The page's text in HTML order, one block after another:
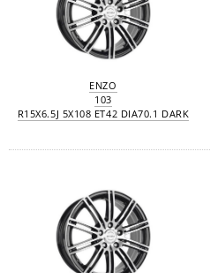
ENZO
103
R15X6.5J 5X108 ET42 DIA70.1 DARK